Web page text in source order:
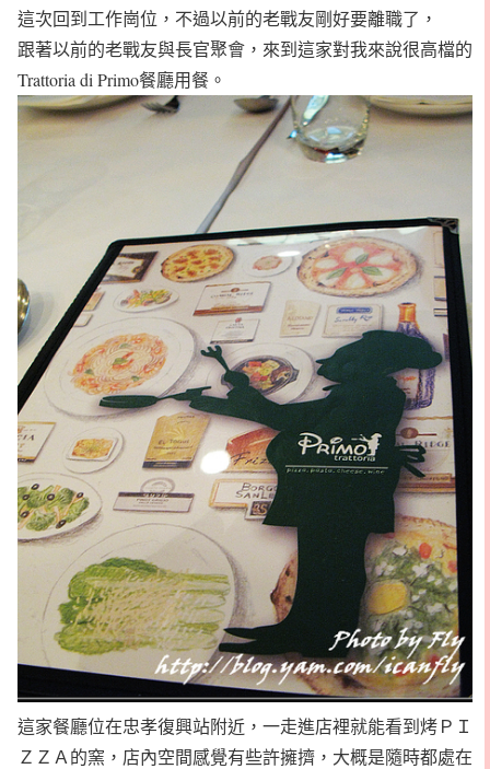
這次回到工作崗位，不過以前的老戰友剛好要離職了，
跟著以前的老戰友與長官聚會，來到這家對我來說很高檔的
Trattoria di Primo餐廳用餐。
這家餐廳位在忠孝復興站附近，一走進店裡就能看到烤ＰＩ
ＺＺＡ的窯，店內空間感覺有些許擁擠，大概是隨時都處在